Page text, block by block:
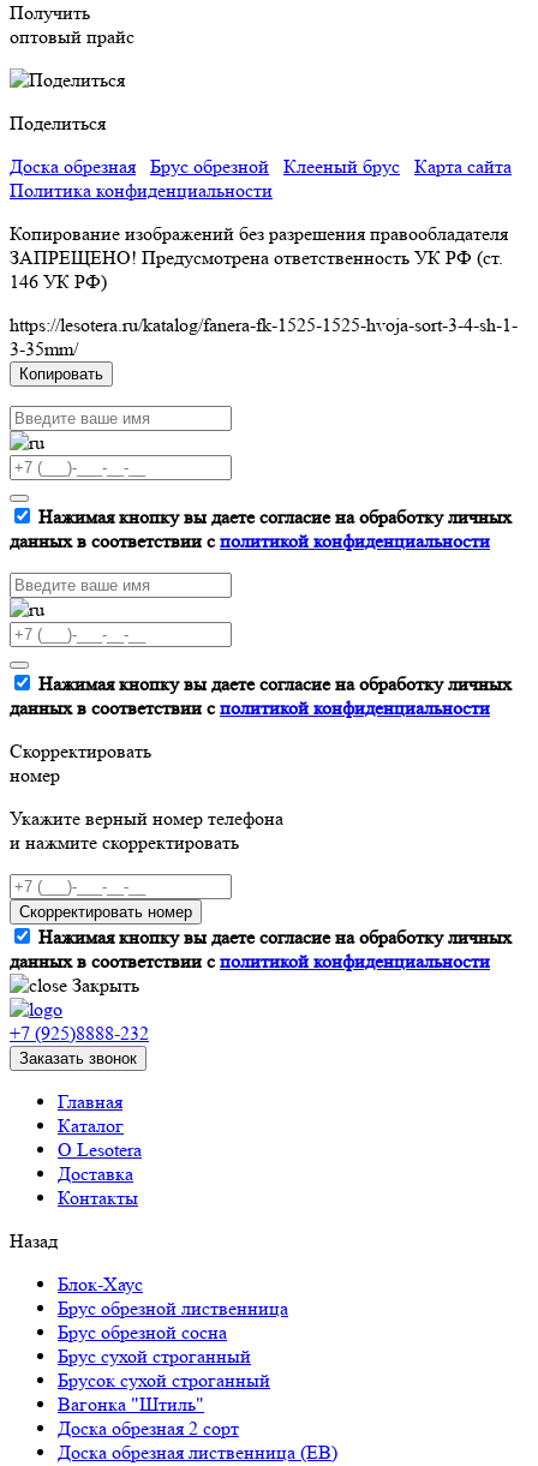
Получить
оптовый прайс
Поделиться
Доска обрезная
Брус обрезной Клееный брус
Карта сайта
Политика конфиденциальности
Копирование изображений без разрешения правообладателя
ЗАПРЕЩЕНО! Предусмотрена ответственность УК РФ (ст.
146 УК РФ)
https://lesotera.ru/katalog/fanera-fk-1525-1525-hvoja-sort-3-4-sh-1-
3-35mm/
Копировать
Нажимая кнопку вы даете согласие на обработку личных
данных в соответствии сполитикой конфиденциальности
Нажимая кнопку вы даете согласие на обработку личных
данных в соответствии сполитикой конфиденциальности
Скорректировать
номер
Укажите верный номер телефона
и нажмите скорректировать
Скорректировать номер
Нажимая кнопку вы даете согласие на обработку личных
данных в соответствии сполитикой конфиденциальности
Закрыть
+7 (925)8888-232
Заказать звонок
Главная
Каталог
О Lesotera
Доставка
Контакты
Назад
Блок-Хаус
Брус обрезной лиственница
Брус обрезной сосна
Брус сухой строганный
Брусок сухой строганный
Вагонка "Штиль"
Доска обрезная 2 сорт
Доска обрезная лиственница (ЕВ)